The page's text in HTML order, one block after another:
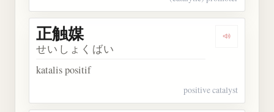
Dengarkan
正触媒
せいしょくばい
katalis positif
positive catalyst